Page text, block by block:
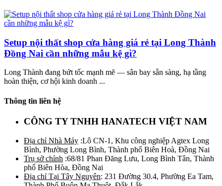
Setup nội thất shop cửa hàng giá rẻ tại Long Thành
Đồng Nai cần những mẫu kệ gì?
Long Thành đang bứt tốc mạnh mẽ — sân bay sẵn sàng, hạ tầng
hoàn thiện, cơ hội kinh doanh ...
Thông tin liên hệ
CÔNG TY TNHH HANATECH VIỆT NAM
Địa chỉ Nhà Máy :Lô CN-1, Khu công nghiệp Agtex Long
Bình, Phường Long Bình, Thành phố Biên Hoà, Đồng Nai
Trụ sở chính :68/81 Phan Đăng Lưu, Long Bình Tân, Thành
phố Biên Hòa, Đồng Nai
Địa chỉ Tại Tây Nguyên: 231 Đường 30.4, Phường Ea Tam,